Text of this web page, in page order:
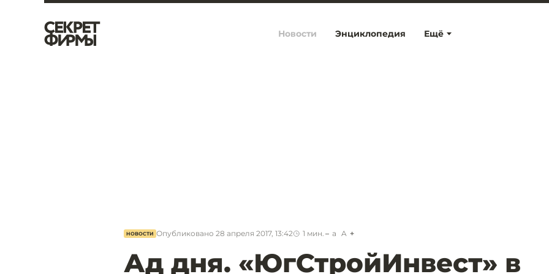
Ещё
Новости Энциклопедия
НОВОСТИ Опубликовано 28 апреля 2017, 13:42 1 мин. a A
Ад дня. «ЮгСтройИнвест» в